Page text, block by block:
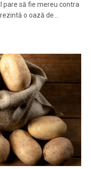
pare să fie mereu contra
o oază de…